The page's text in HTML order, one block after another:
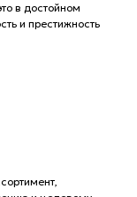
в достойном
и престижность